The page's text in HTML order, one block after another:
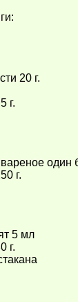
20 г.
г.
один
г.
5 мл
г.